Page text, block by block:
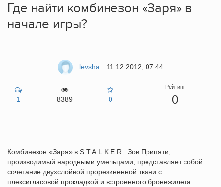
Где найти комбинезон «Заря» в
начале игры?
levsha 11.12.2012, 07:44
1 8389 0
Рейтинг
0
Комбинезон «Заря» в S.T.A.L.K.E.R.: Зов Припяти,
производимый народными умельцами, представляет собой
сочетание двухслойной прорезиненной ткани с
плексигласовой прокладкой и встроенного бронежилета.